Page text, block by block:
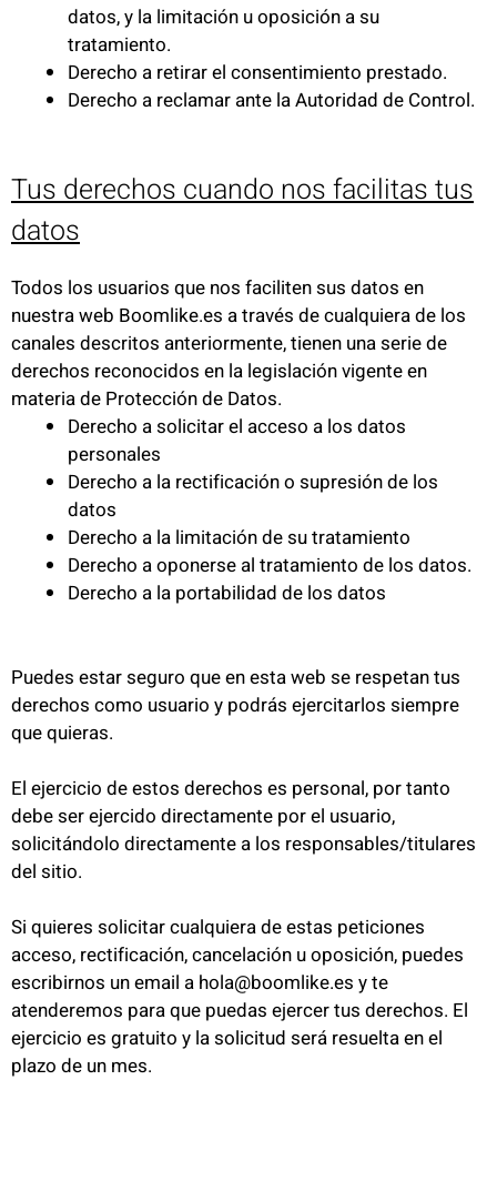
datos, y la limitación u oposición a su
tratamiento.
Derecho a retirar el consentimiento prestado.
Derecho a reclamar ante la Autoridad de Control.
Tus derechos cuando nos facilitas tus
datos
Todos los usuarios que nos faciliten sus datos en
nuestra web Boomlike.es a través de cualquiera de los
canales descritos anteriormente, tienen una serie de
derechos reconocidos en la legislación vigente en
materia de Protección de Datos.
Derecho a solicitar el acceso a los datos
personales
Derecho a la rectificación o supresión de los
datos
Derecho a la limitación de su tratamiento
Derecho a oponerse al tratamiento de los datos.
Derecho a la portabilidad de los datos
Puedes estar seguro que en esta web se respetan tus
derechos como usuario y podrás ejercitarlos siempre
que quieras.
El ejercicio de estos derechos es personal, por tanto
debe ser ejercido directamente por el usuario,
solicitándolo directamente a los responsables/titulares
del sitio.
Si quieres solicitar cualquiera de estas peticiones
acceso, rectificación, cancelación u oposición, puedes
escribirnos un email a hola@boomlike.es y te
atenderemos para que puedas ejercer tus derechos. El
ejercicio es gratuito y la solicitud será resuelta en el
plazo de un mes.